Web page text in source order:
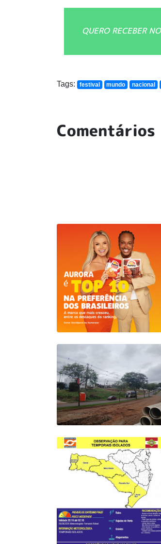
QUERO RECEBER
Tags: festival mundo nacional
Comentários